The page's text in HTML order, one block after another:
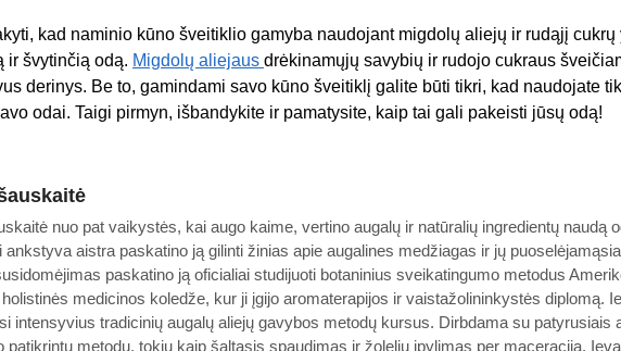
kad naminio kūno šveitiklio gamyba naudojant migdolų aliejų ir rudąjį cukrų
ir švytinčią odą. Migdolų aliejaus drėkinamųjų savybių ir rudojo cukraus
derinys. Be to, gamindami savo kūno šveitiklį galite būti tikri, kad naudojate
odai. Taigi pirmyn, išbandykite ir pamatysite, kaip tai gali pakeisti jūsų odą!
nuo pat vaikystės, kai augo kaime, vertino augalų ir natūralių ingredientų naudą
ankstyva aistra paskatino ją gilinti žinias apie augalines medžiagas ir jų
paskatino ją oficialiai studijuoti botaninius sveikatingumo metodus
medicinos koledže, kur ji įgijo aromaterapijos ir vaistažolininkystės diplomą.
intensyvius tradicinių augalų aliejų gavybos metodų kursus. Dirbdama su patyrusiais
patikrintų metodų, tokių kaip šaltasis spaudimas ir žolelių įpylimas per maceraciją.